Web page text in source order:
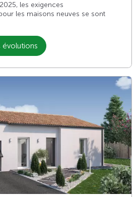
les exigences
les maisons neuves se sont
évolutions